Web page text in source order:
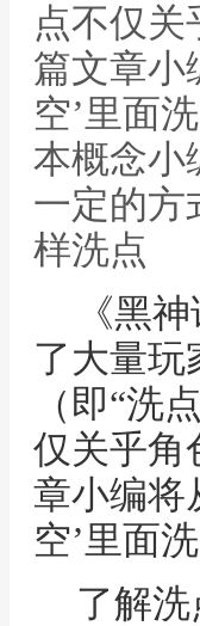
点不仅
篇文章小
空’里面
本概念小
一定的方
样洗点
《黑
了大量玩
（即“洗
仅关乎角
章小编将
空’里面
了解